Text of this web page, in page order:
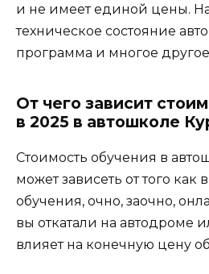
и не имеет единой цены.
техническое состояние
программа и многое
От чего зависит
в 2025 в автошколе
Стоимость обучения в
может зависеть от того как
обучения, очно, заочно,
вы откатали на автодроме
влияет на конечную цену